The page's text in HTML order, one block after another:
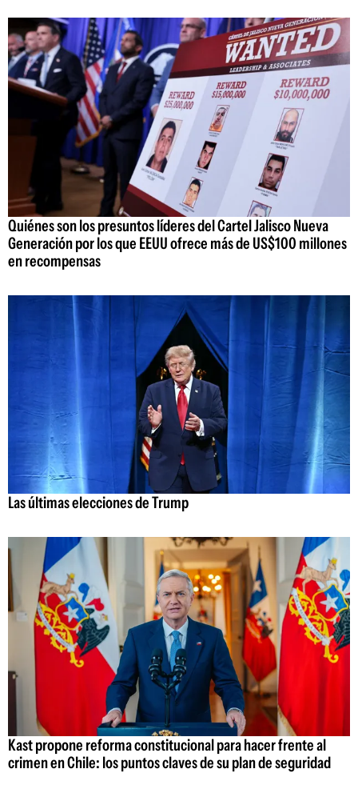
Quiénes son los presuntos líderes del Cartel Jalisco Nueva
Generación por los que EEUU ofrece más de US$100 millones
en recompensas
Las últimas elecciones de Trump
Kast propone reforma constitucional para hacer frente al
crimen en Chile: los puntos claves de su plan de seguridad